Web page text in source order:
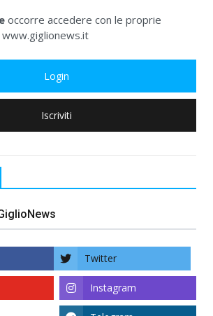
occorre accedere con le proprie
Login
Iscriviti
Twitter
Instagram